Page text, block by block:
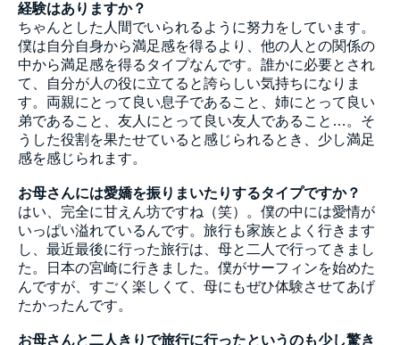
経験はありますか？
ちゃんとした人間でいられるように努力をしています。
僕は自分自身から満足感を得るより、他の人との関係の
中から満足感を得るタイプなんです。誰かに必要とされ
て、自分が人の役に立てると誇らしい気持ちになりま
す。両親にとって良い息子であること、姉にとって良い
弟であること、友人にとって良い友人であること…。そ
うした役割を果たせていると感じられるとき、少し満足
感を感じられます。
お母さんには愛嬌を振りまいたりするタイプですか？
はい、完全に甘えん坊ですね（笑）。僕の中には愛情が
いっぱい溢れているんです。旅行も家族とよく行きます
し、最近最後に行った旅行は、母と二人で行ってきまし
た。日本の宮崎に行きました。僕がサーフィンを始めた
んですが、すごく楽しくて、母にもぜひ体験させてあげ
たかったんです。
お母さんと二人きりで旅行に行ったというのも少し驚き